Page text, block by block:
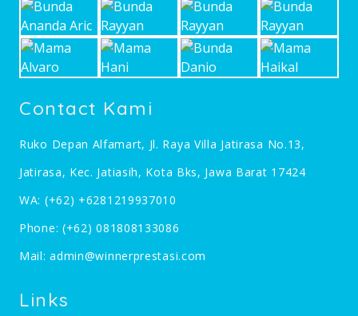
Contact Kami
Ruko Depan Alfamart, Jl. Raya Villa Jatirasa No.13,
Jatirasa, Kec. Jatiasih, Kota Bks, Jawa Barat 17424
WA: (+62) +6281219937010
Phone: (+62) 081808133086
Mail:admin@winnerprestasi.com
Links